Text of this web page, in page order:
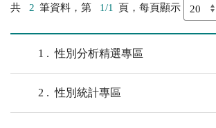
共 2 筆資料，第 1/1 頁，每頁顯示
1 性別分析精選專區
2 性別統計專區